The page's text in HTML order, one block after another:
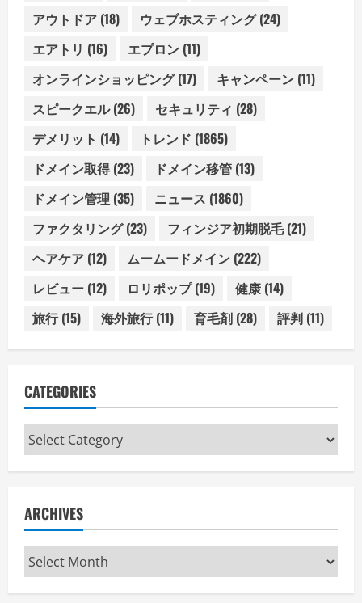
アウトドア (18) ウェブホスティング(24)
エアトリ (16) エプロン (11)
オンラインショッピング(17) キャンペーン (11)
スピークエル(26) セキュリティ (28)
デメリット (14) トレンド (1865)
ドメイン取得(23) ドメイン移管 (13)
ドメイン管理 (35) ニュース (1860)
ファクタリング(23) フィンジア初期脱毛(21)
ヘアケア (12) ムームードメイン (222)
レビュー (12) ロリポップ(19) 健康 (14)
旅行(15) 海外旅行(11) 育毛剤 (28) 評判 (11)
CATEGORIES
Categories
ARCHIVES
Archives